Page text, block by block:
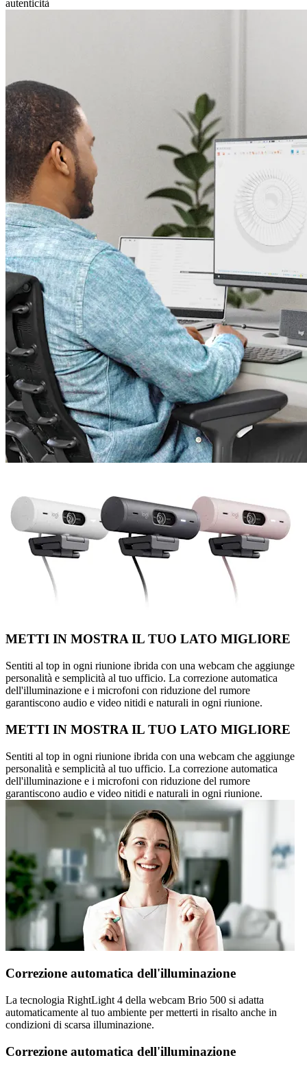
autenticità
METTI IN MOSTRA IL TUO LATO MIGLIORE
Sentiti al top in ogni riunione ibrida con una webcam che aggiunge
personalità e semplicità al tuo ufficio. La correzione automatica
dell'illuminazione e i microfoni con riduzione del rumore
garantiscono audio e video nitidi e naturali in ogni riunione.
METTI IN MOSTRA IL TUO LATO MIGLIORE
Sentiti al top in ogni riunione ibrida con una webcam che aggiunge
personalità e semplicità al tuo ufficio. La correzione automatica
dell'illuminazione e i microfoni con riduzione del rumore
garantiscono audio e video nitidi e naturali in ogni riunione.
Correzione automatica dell'illuminazione
La tecnologia RightLight 4 della webcam Brio 500 si adatta
automaticamente al tuo ambiente per metterti in risalto anche in
condizioni di scarsa illuminazione.
Correzione automatica dell'illuminazione